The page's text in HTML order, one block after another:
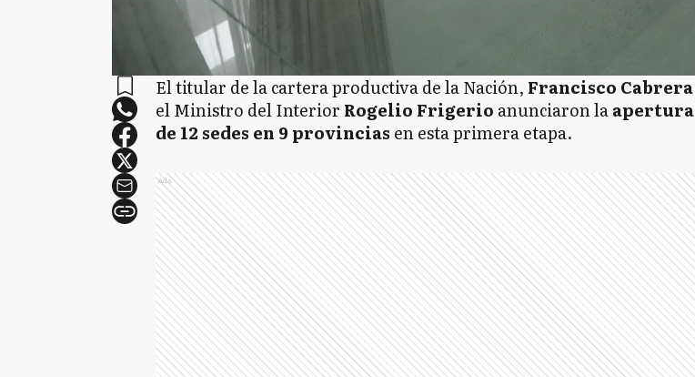
El titular de la cartera productiva de la Nación, Francisco Cabrera
el Ministro del Interior Rogelio Frigerio anunciaron laapertura
de 12 sedes en 9 provincias en esta primera etapa.
Ads